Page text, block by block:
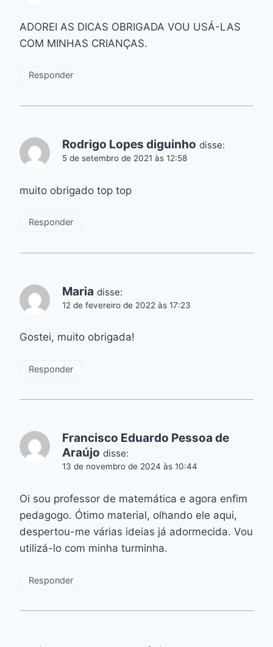
ADOREI AS DICAS OBRIGADA VOU USÁ-LAS
COM MINHAS CRIANÇAS.
Responder
Rodrigo Lopes diguinho disse:
5 de setembro de 2021 às 12:58
muito obrigado top top
Responder
Maria disse:
12 de fevereiro de 2022 às 17:23
Gostei, muito obrigada!
Responder
Francisco Eduardo Pessoa de
Araújo disse:
13 de novembro de 2024 às 10:44
Oi sou professor de matemática e agora enfim
pedagogo. Ótimo material, olhando ele aqui,
despertou-me várias ideias já adormecida. Vou
utilizá-lo com minha turminha.
Responder